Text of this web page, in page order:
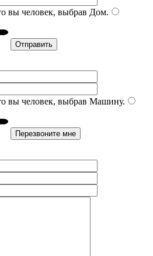
вы человек, выбрав Дом.
вы человек, выбрав Машину.